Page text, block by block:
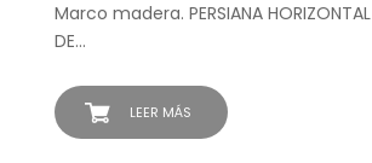
LEER MÁS
Marco madera. PERSIANA HORIZONTAL
DE…